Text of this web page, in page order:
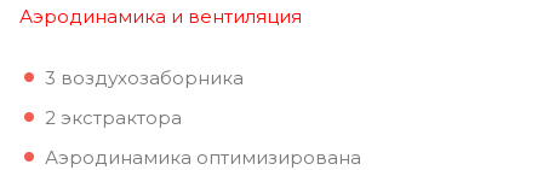
Аэродинамика и вентиляция
3 воздухозаборника
2 экстрактора
Аэродинамика оптимизирована